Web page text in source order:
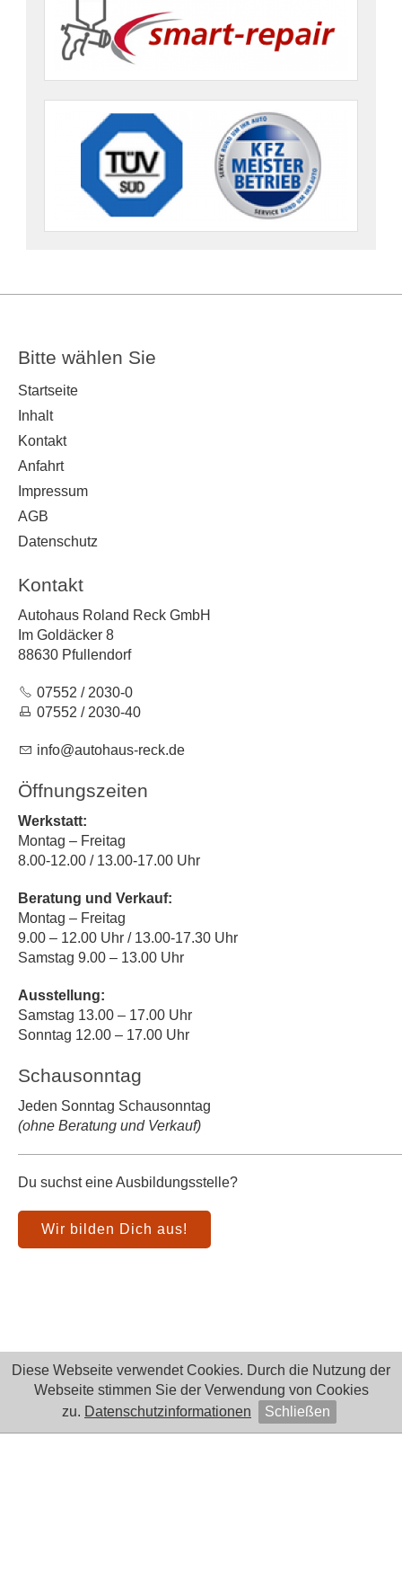
Bitte wählen Sie
Startseite
Inhalt
Kontakt
Anfahrt
Impressum
AGB
Datenschutz
Kontakt
Autohaus Roland Reck GmbH
Im Goldäcker 8
88630 Pfullendorf
07552 / 2030-0
07552 / 2030-40
nf t h s-r ck d
Öffnungszeiten
Werkstatt:
Montag – Freitag
8.00-12.00 / 13.00-17.00 Uhr
Beratung und Verkauf:
Montag – Freitag
9.00 – 12.00 Uhr / 13.00-17.30 Uhr
Samstag 9.00 – 13.00 Uhr
Ausstellung:
Samstag 13.00 – 17.00 Uhr
Sonntag 12.00 – 17.00 Uhr
Schausonntag
Jeden Sonntag Schausonntag
(ohne Beratung und Verkauf)
Du suchst eine Ausbildungsstelle?
Wir bilden Dich aus!
Diese Webseite verwendet Cookies. Durch die Nutzung der
Webseite stimmen Sie der Verwendung von Cookies
zu. Datenschutzinformationen Schließen